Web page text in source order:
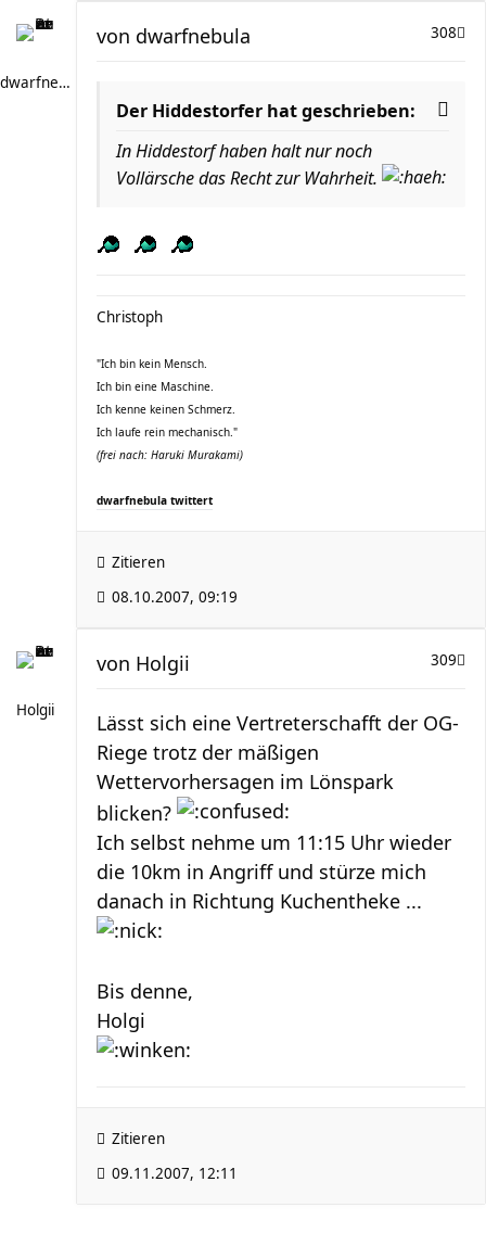
dwarfnebula
308
von dwarfnebula
Der Hiddestorfer hat geschrieben:
In Hiddestorf haben halt nur noch
Vollärsche das Recht zur Wahrheit.
Christoph
"Ich bin kein Mensch.
Ich bin eine Maschine.
Ich kenne keinen Schmerz.
Ich laufe rein mechanisch."
(frei nach: Haruki Murakami)
dwarfnebula twittert
Zitieren
08.10.2007, 09:19
Holgii
309
von Holgii
Lässt sich eine Vertreterschafft der OG-
Riege trotz der mäßigen
Wettervorhersagen im Lönspark
blicken?
Ich selbst nehme um 11:15 Uhr wieder
die 10km in Angriff und stürze mich
danach in Richtung Kuchentheke ...
Bis denne,
Holgi
Zitieren
09.11.2007, 12:11